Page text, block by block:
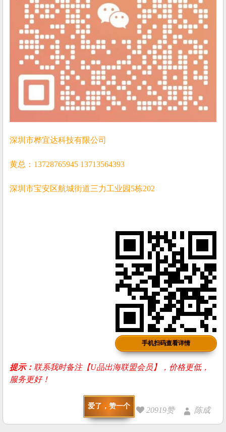
深圳市桦宜达科技有限公司
黄总：13728765945 13713564393
深圳市宝安区航城街道三力工业园5栋202
手机扫码查看详情
提示：联系我时备注【U品出海联盟会员】，价格更低，
服务更好！
爱了，赞一个 20919赞 陈成